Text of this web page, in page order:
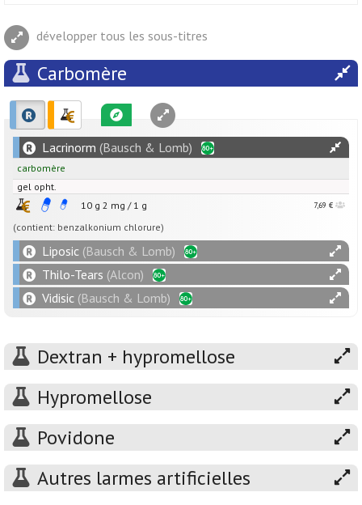
développer tous les sous-titres
Carbomère
Lacrinorm (Bausch & Lomb)
carbomère
gel opht.
10 g 2 mg / 1 g 7,69 €
(contient: benzalkonium chlorure)
Liposic (Bausch & Lomb)
Thilo-Tears (Alcon)
Vidisic (Bausch & Lomb)
Dextran + hypromellose
Hypromellose
Povidone
Autres larmes artificielles